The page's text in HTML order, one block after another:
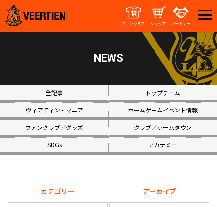
ファンクラブ ショップ パートナー
NEWS
全記事 トップチーム
ヴィアティン・マニア ホームゲームイベント情報
ファンクラブ／グッズ クラブ／ホームタウン
SDGs アカデミー
カテゴリー アーカイブ